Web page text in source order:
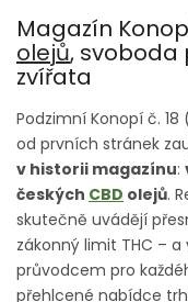
Magazín
olejů, svoboda
zvířata
Podzimní Konopí č. 18
od prvních stránek
v historii magazínu:
českých CBD olejů.
skutečně uvádějí
zákonný limit THC –
průvodcem pro
přehlcené nabídce